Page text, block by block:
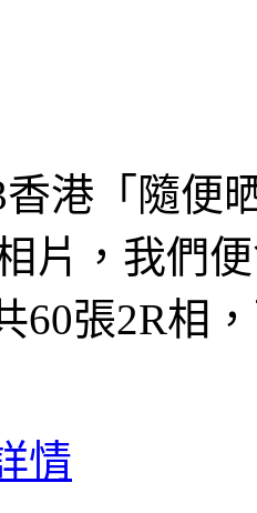
港「隨便
片，我們
60張2R相
情